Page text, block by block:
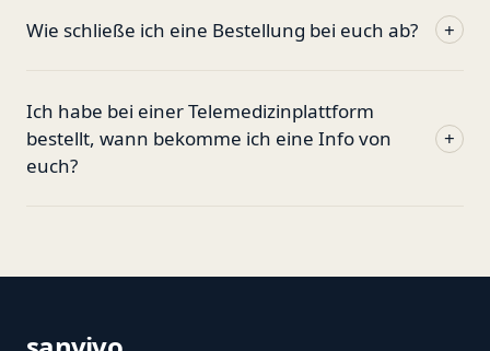
Wie schließe ich eine Bestellung bei euch ab? +
Ich habe bei einer Telemedizinplattform
bestellt, wann bekomme ich eine Info von
euch?
+